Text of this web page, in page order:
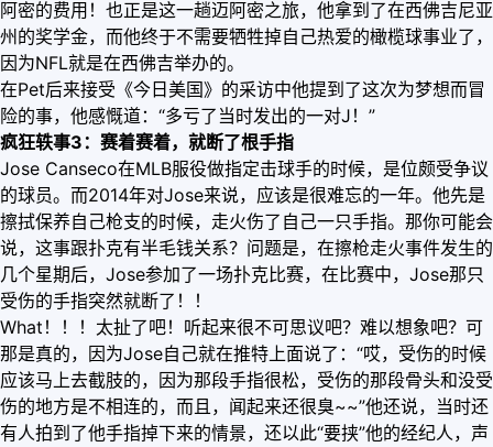
阿密的费用！也正是这一趟迈阿密之旅，他拿到了在西佛吉尼亚
州的奖学金，而他终于不需要牺牲掉自己热爱的橄榄球事业了，
因为NFL就是在西佛吉举办的。
在Pet后来接受《今日美国》的采访中他提到了这次为梦想而冒
险的事，他感慨道：“多亏了当时发出的一对J！”
疯狂轶事3：赛着赛着，就断了根手指
Jose Canseco在MLB服役做指定击球手的时候，是位颇受争议
的球员。而2014年对Jose来说，应该是很难忘的一年。他先是
擦拭保养自己枪支的时候，走火伤了自己一只手指。那你可能会
说，这事跟扑克有半毛钱关系？问题是，在擦枪走火事件发生的
几个星期后，Jose参加了一场扑克比赛，在比赛中，Jose那只
受伤的手指突然就断了！！
What！！！太扯了吧！听起来很不可思议吧？难以想象吧？可
那是真的，因为Jose自己就在推特上面说了：“哎，受伤的时候
应该马上去截肢的，因为那段手指很松，受伤的那段骨头和没受
伤的地方是不相连的，而且，闻起来还很臭~~”他还说，当时还
有人拍到了他手指掉下来的情景，还以此“要挟”他的经纪人，声